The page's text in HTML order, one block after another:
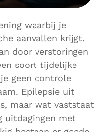
waarbij je
aanvallen krijgt.
door verstoringen
soort tijdelijke
geen controle
Epilepsie uit
maar wat vaststaat
uitdagingen met